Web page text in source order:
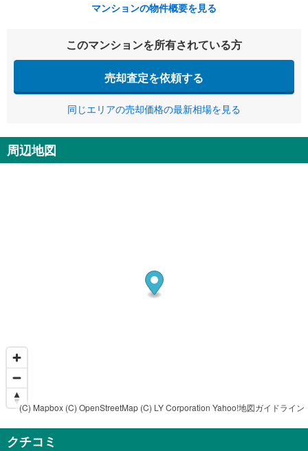
マンションの物件概要を見る
このマンションを所有されている方
売却査定を依頼する
同じエリアの売却価格の最新相場を見る
周辺地図
(C) Mapbox (C) OpenStreetMap (C) LY Corporation Yahoo!地図ガイドライン
クチコミ